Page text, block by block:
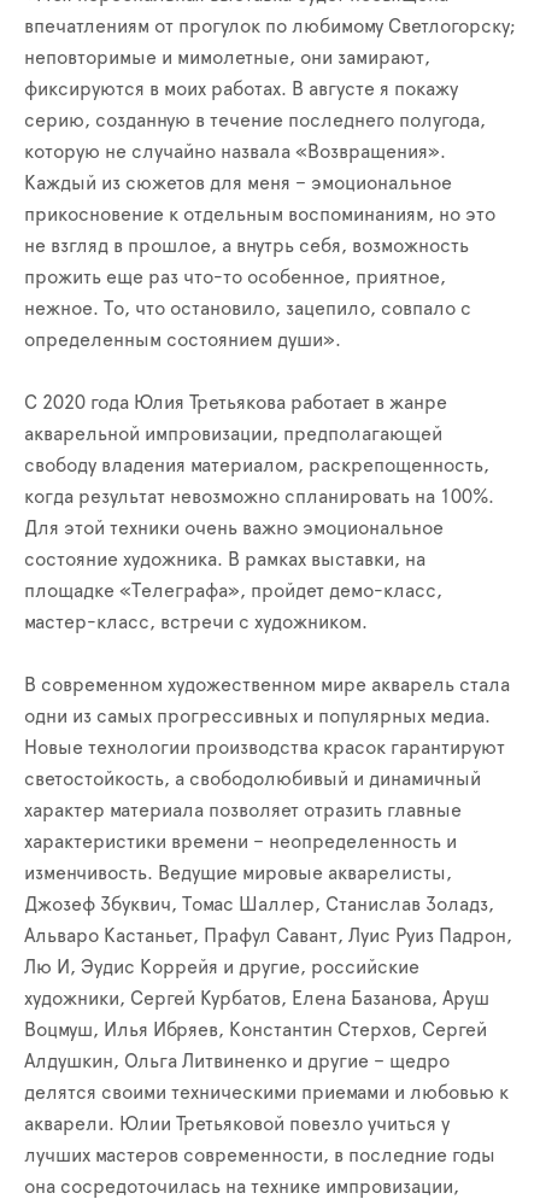
впечатлениям от прогулок по любимому Светлогорску;
неповторимые и мимолетные, они замирают,
фиксируются в моих работах. В августе я покажу
серию, созданную в течение последнего полугода,
которую не случайно назвала «Возвращения».
Каждый из сюжетов для меня – эмоциональное
прикосновение к отдельным воспоминаниям, но это
не взгляд в прошлое, а внутрь себя, возможность
прожить еще раз что-то особенное, приятное,
нежное. То, что остановило, зацепило, совпало с
определенным состоянием души».
С 2020 года Юлия Третьякова работает в жанре
акварельной импровизации, предполагающей
свободу владения материалом, раскрепощенность,
когда результат невозможно спланировать на 100%.
Для этой техники очень важно эмоциональное
состояние художника. В рамках выставки, на
площадке «Телеграфа», пройдет демо-класс,
мастер-класс, встречи с художником.
В современном художественном мире акварель стала
одни из самых прогрессивных и популярных медиа.
Новые технологии производства красок гарантируют
светостойкость, а свободолюбивый и динамичный
характер материала позволяет отразить главные
характеристики времени – неопределенность и
изменчивость. Ведущие мировые акварелисты,
Джозеф Збуквич, Томас Шаллер, Станислав Золадз,
Альваро Кастаньет, Прафул Савант, Луис Руиз Падрон,
Лю И, Эудис Коррейя и другие, российские
художники, Сергей Курбатов, Елена Базанова, Аруш
Воцмуш, Илья Ибряев, Константин Стерхов, Сергей
Алдушкин, Ольга Литвиненко и другие – щедро
делятся своими техническими приемами и любовью к
акварели. Юлии Третьяковой повезло учиться у
лучших мастеров современности, в последние годы
она сосредоточилась на технике импровизации,